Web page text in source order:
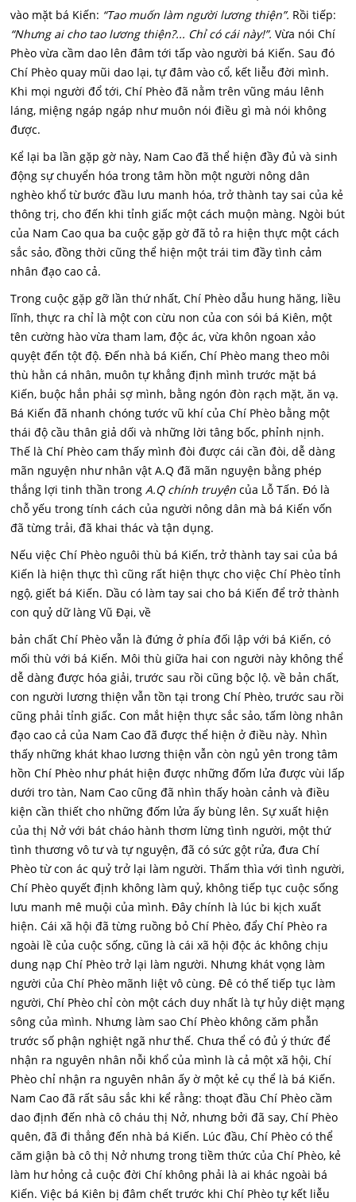
vào mặt bá Kiến: “Tao muốn làm người lương thiện”. Rồi tiếp:
“Nhưng ai cho tao lương thiện?... Chỉ có cái này!”. Vừa nói Chí
Phèo vừa cầm dao lên đâm tới tấp vào người bá Kiến. Sau đó
Chí Phèo quay mũi dao lại, tự đâm vào cổ, kết liễu đời mình.
Khi mọi người đổ tới, Chí Phèo đã nằm trên vũng máu lênh
láng, miệng ngáp ngáp như muôn nói điều gì mà nói không
được.
Kể lại ba lần gặp gờ này, Nam Cao đã thể hiện đầy đủ và sinh
động sự chuyển hóa trong tâm hồn một người nông dân
nghèo khổ từ bước đầu lưu manh hóa, trở thành tay sai của kẻ
thông trị, cho đến khi tỉnh giấc một cách muộn màng. Ngòi bút
của Nam Cao qua ba cuộc gặp gờ đã tỏ ra hiện thực một cách
sắc sảo, đồng thời cũng thể hiện một trái tim đầy tình cảm
nhân đạo cao cả.
Trong cuộc gặp gỡ lần thứ nhất, Chí Phèo dẫu hung hăng, liều
lĩnh, thực ra chỉ là một con cừu non của con sói bá Kiên, một
tên cường hào vừa tham lam, độc ác, vừa khôn ngoan xảo
quyệt đến tột độ. Đến nhà bá Kiến, Chí Phèo mang theo môi
thù hằn cá nhân, muôn tự khẳng định mình trước mặt bá
Kiến, buộc hắn phải sợ mình, bằng ngón đòn rạch mặt, ăn vạ.
Bá Kiến đã nhanh chóng tước vũ khí của Chí Phèo bằng một
thái độ cầu thân giả dối và những lời tâng bốc, phỉnh nịnh.
Thế là Chí Phèo cam thấy mình đòi được cái cần đòi, dễ dàng
mãn nguyện như nhân vật A.Q đã mãn nguyện bằng phép
thắng lợi tinh thần trongA.Q chính truyện của Lỗ Tấn. Đó là
chỗ yếu trong tính cách của người nông dân mà bá Kiến vốn
đã từng trải, đã khai thác và tận dụng.
Nếu việc Chí Phèo nguôi thù bá Kiến, trở thành tay sai của bá
Kiến là hiện thực thì cũng rất hiện thực cho việc Chí Phèo tỉnh
ngộ, giết bá Kiến. Dầu có làm tay sai cho bá Kiến để trở thành
con quỷ dữ làng Vũ Đại, về
bản chất Chí Phèo vẫn là đứng ở phía đối lập với bá Kiến, có
mối thù với bá Kiến. Môi thù giữa hai con người này không thể
dễ dàng được hóa giải, trước sau rồi cũng bộc lộ. về bản chất,
con người lương thiện vẫn tồn tại trong Chí Phèo, trước sau rồi
cũng phải tỉnh giấc. Con mắt hiện thực sắc sảo, tấm lòng nhân
đạo cao cả của Nam Cao đã được thể hiện ở điều này. Nhìn
thấy những khát khao lương thiện vẫn còn ngủ yên trong tâm
hồn Chí Phèo như phát hiện được những đốm lửa được vùi lấp
dưới tro tàn, Nam Cao cũng đã nhìn thấy hoàn cảnh và điều
kiện cần thiết cho những đốm lửa ấy bùng lên. Sự xuất hiện
của thị Nở với bát cháo hành thơm lừng tình người, một thứ
tình thương vô tư và tự nguyện, đã có sức gột rửa, đưa Chí
Phèo từ con ác quỷ trở lại làm người. Thấm thìa với tình người,
Chí Phèo quyết định không làm quỷ, không tiếp tục cuộc sống
lưu manh mê muội của mình. Đây chính là lúc bi kịch xuất
hiện. Cái xã hội đã từng ruồng bỏ Chí Phèo, đẩy Chí Phèo ra
ngoài lề của cuộc sống, cũng là cái xã hội độc ác không chịu
dung nạp Chí Phèo trở lại làm người. Nhưng khát vọng làm
người của Chí Phèo mãnh liệt vô cùng. Đê có thế tiếp tục làm
người, Chí Phèo chỉ còn một cách duy nhất là tự hủy diệt mạng
sông của mình. Nhưng làm sao Chí Phèo không căm phẫn
trước số phận nghiệt ngã như thế. Chưa thể có đủ ý thức để
nhận ra nguyên nhân nỗi khổ của mình là cả một xã hội, Chí
Phèo chỉ nhận ra nguyên nhân ấy ờ một kẻ cụ thể là bá Kiến.
Nam Cao đã rất sâu sắc khi kể rằng: thoạt đầu Chí Phèo cầm
dao định đến nhà cô cháu thị Nở, nhưng bởi đã say, Chí Phèo
quên, đã đi thẳng đến nhà bá Kiến. Lúc đầu, Chí Phèo có thể
căm giận bà cô thị Nở nhưng trong tiềm thức của Chí Phèo, kẻ
làm hư hỏng cả cuộc đời Chí không phải là ai khác ngoài bá
Kiến. Việc bá Kiên bị đâm chết trước khi Chí Phèo tự kết liễu